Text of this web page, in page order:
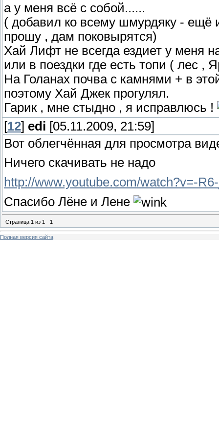
а у меня всё с собой......
( добавил ко всему шмурдяку - ещё
прошу , дам поковырятся)
Хай Лифт не всегда ездиет у меня
или в поездки где есть топи ( лес ,
На Голанах почва с камнями + в
поэтому Хай Джек прогулял.
Гарик , мне стыдно , я исправлюсь !
[12] edi [05.11.2009, 21:59]
Вот облегчённая для просмотра
Ничего скачивать не надо
http://www.youtube.com/watch?v=-
Спасибо Лёне и Лене
Страница 1 из 1 1
Полная версия сайта